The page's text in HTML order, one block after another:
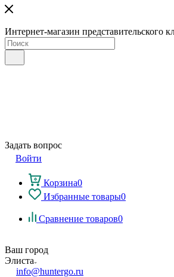
Интернет-магазин представительского
Задать вопрос
Войти
Корзина0
Избранные товары0
Сравнение товаров0
Ваш город
Элиста
info@huntergo.ru